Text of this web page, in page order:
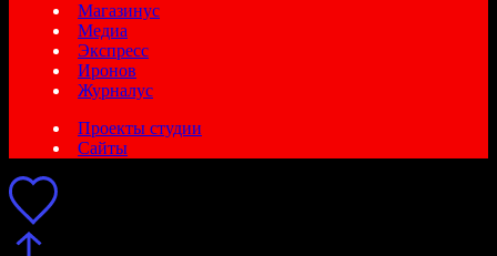
Магазинус
Медиа
Экспресс
Иронов
Журналус
Проекты студии
Сайты